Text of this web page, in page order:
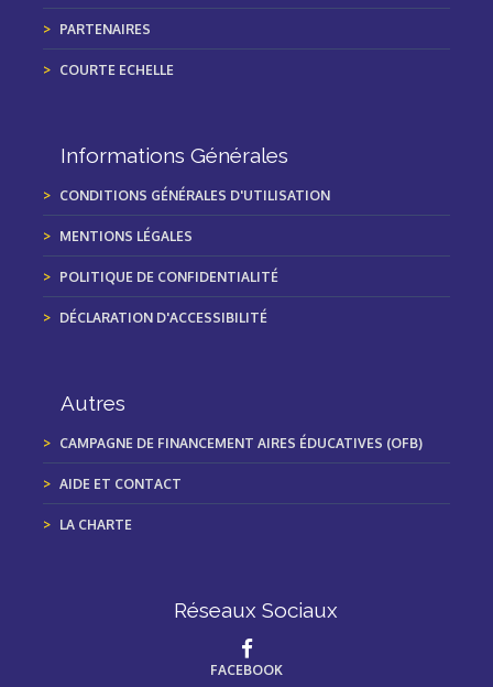
PARTENAIRES
COURTE ECHELLE
Informations Générales
CONDITIONS GÉNÉRALES D'UTILISATION
MENTIONS LÉGALES
POLITIQUE DE CONFIDENTIALITÉ
DÉCLARATION D'ACCESSIBILITÉ
Autres
CAMPAGNE DE FINANCEMENT AIRES ÉDUCATIVES (OFB)
AIDE ET CONTACT
LA CHARTE
Réseaux Sociaux
FACEBOOK